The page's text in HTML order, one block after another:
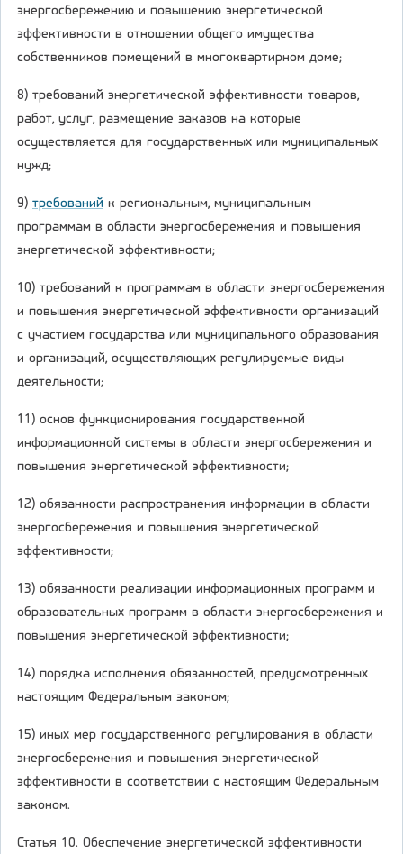
энергосбережению и повышению энергетической
эффективности в отношении общего имущества
собственников помещений в многоквартирном доме;
8) требований энергетической эффективности товаров,
работ, услуг, размещение заказов на которые
осуществляется для государственных или муниципальных
нужд;
9) требований к региональным, муниципальным
программам в области энергосбережения и повышения
энергетической эффективности;
10) требований к программам в области энергосбережения
и повышения энергетической эффективности организаций
с участием государства или муниципального образования
и организаций, осуществляющих регулируемые виды
деятельности;
11) основ функционирования государственной
информационной системы в области энергосбережения и
повышения энергетической эффективности;
12) обязанности распространения информации в области
энергосбережения и повышения энергетической
эффективности;
13) обязанности реализации информационных программ и
образовательных программ в области энергосбережения и
повышения энергетической эффективности;
14) порядка исполнения обязанностей, предусмотренных
настоящим Федеральным законом;
15) иных мер государственного регулирования в области
энергосбережения и повышения энергетической
эффективности в соответствии с настоящим Федеральным
законом.
Статья 10. Обеспечение энергетической эффективности